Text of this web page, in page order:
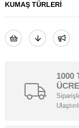
KUMAŞ TÜRLERI
1000